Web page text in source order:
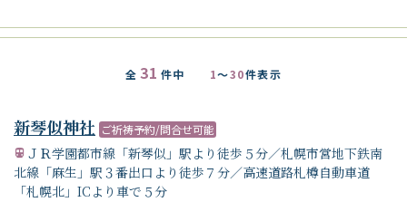
全 31 件中 1～30件表示
新琴似神社 ご祈祷予約/問合せ可能
ＪＲ学園都市線「新琴似」駅より徒歩５分／札幌市営地下鉄南
北線「麻生」駅３番出口より徒歩７分／高速道路札樽自動車道
「札幌北」ICより車で５分